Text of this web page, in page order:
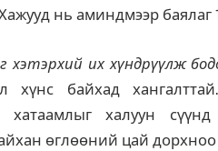
нь аминдмээр
хэтэрхий их хүндрүүлж
хүнс байхад
халуун
өглөөний цай